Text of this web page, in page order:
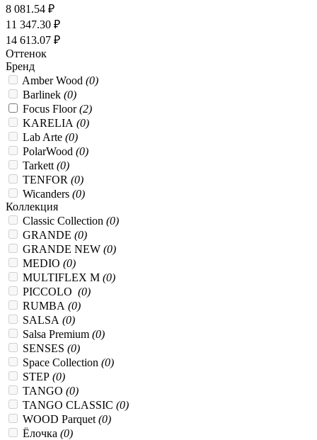
8 081.54 ₽
11 347.30 ₽
14 613.07 ₽
Оттенок
Бренд
Amber Wood (0)
Barlinek (0)
Focus Floor(2)
KARELIA (0)
Lab Arte (0)
PolarWood (0)
Tarkett (0)
TENFOR (0)
Wicanders (0)
Коллекция
Classic Collection (0)
GRANDE (0)
GRANDE NEW (0)
MEDIO (0)
MULTIFLEX M (0)
PICCOLO (0)
RUMBA (0)
SALSA (0)
Salsa Premium (0)
SENSES (0)
Space Collection (0)
STEP (0)
TANGO (0)
TANGO CLASSIC (0)
WOOD Parquet (0)
Ёлочка (0)